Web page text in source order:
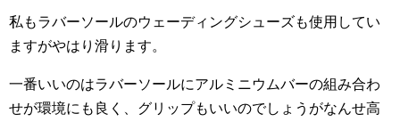
私もラバーソールのウェーディングシューズも使用してい
ますがやはり滑ります。
一番いいのはラバーソールにアルミニウムバーの組み合わ
せが環境にも良く、グリップもいいのでしょうがなんせ高